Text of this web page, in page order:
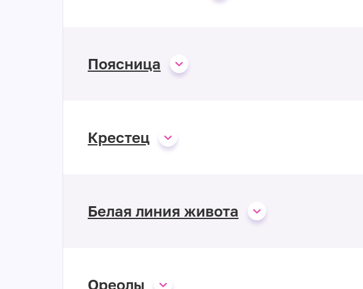
Поясница
Крестец
Белая линия живота
Ореолы